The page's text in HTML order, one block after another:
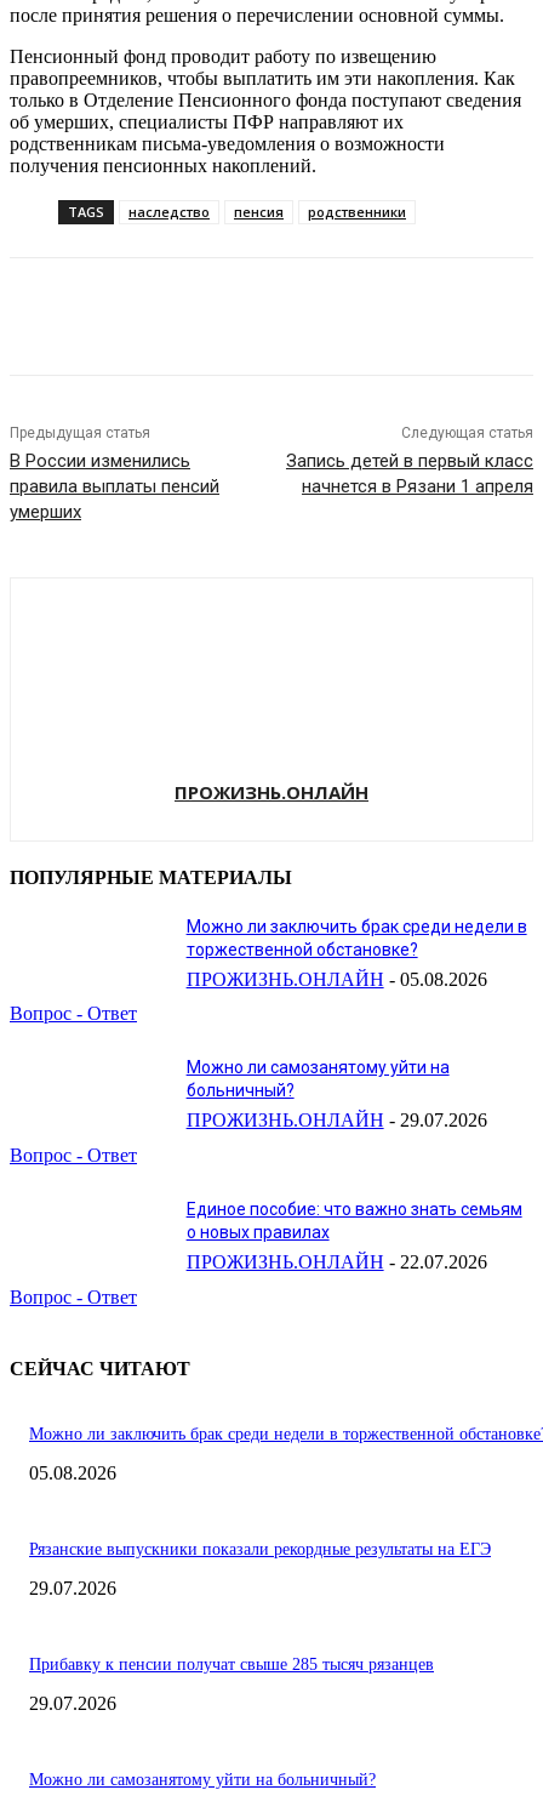
после принятия решения о перечислении основной суммы.
Пенсионный фонд проводит работу по извещению
правопреемников, чтобы выплатить им эти накопления. Как
только в Отделение Пенсионного фонда поступают сведения
об умерших, специалисты ПФР направляют их
родственникам письма-уведомления о возможности
получения пенсионных накоплений.
TAGS наследство пенсия родственники
Предыдущая статья
В России изменились
правила выплаты пенсий
умерших
Следующая статья
Запись детей в первый класс
начнется в Рязани 1 апреля
ПРОЖИЗНЬ.ОНЛАЙН
ПОПУЛЯРНЫЕ МАТЕРИАЛЫ
Вопрос - Ответ
Можно ли заключить брак среди недели в
торжественной обстановке?
ПРОЖИЗНЬ.ОНЛАЙН - 05.08.2026
Вопрос - Ответ
Можно ли самозанятому уйти на
больничный?
ПРОЖИЗНЬ.ОНЛАЙН - 29.07.2026
Вопрос - Ответ
Единое пособие: что важно знать семьям
о новых правилах
ПРОЖИЗНЬ.ОНЛАЙН - 22.07.2026
СЕЙЧАС ЧИТАЮТ
Можно ли заключить брак среди недели в торжественной
05.08.2026
Рязанские выпускники показали рекордные результаты на ЕГЭ
29.07.2026
Прибавку к пенсии получат свыше 285 тысяч рязанцев
29.07.2026
Можно ли самозанятому уйти на больничный?